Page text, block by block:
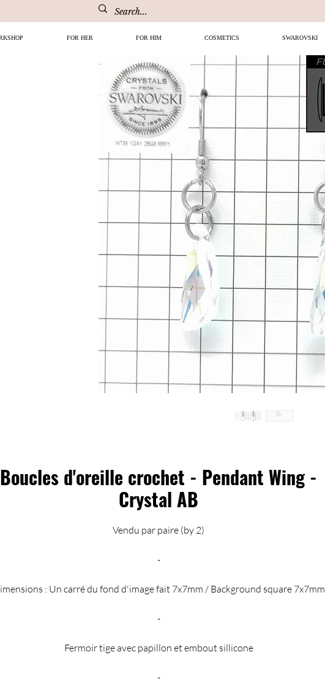
FOR HER FOR HIM COSMETICS SWAROVSKI
Boucles d'oreille crochet - Pendant Wing -
Crystal AB
Vendu par paire (by 2)
-
: Un carré du fond d'image fait 7x7mm / Background square 7x7mm
-
Fermoir tige avec papillon et embout sillicone
-